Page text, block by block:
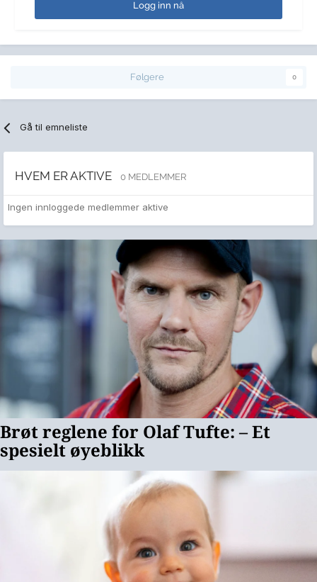
Logg inn nå
Følgere 0
Gå til emneliste
HVEM ER AKTIVE 0 MEDLEMMER
Ingen innloggede medlemmer aktive